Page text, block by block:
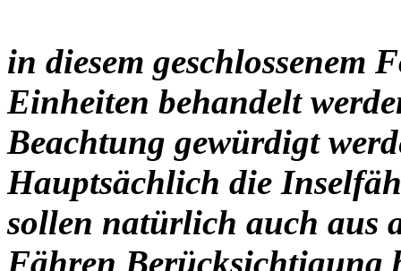
in diesem geschlossenem
Einheiten behandelt
Beachtung gewürdigt
Hauptsächlich die
sollen natürlich auch aus
Fähren Berücksichtigung